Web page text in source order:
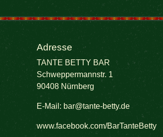
Adresse
TANTE BETTY BAR
Schweppermannstr. 1
90408 Nürnberg
E-Mail: bar@tante-betty.de
www.facebook.com/BarTanteBetty